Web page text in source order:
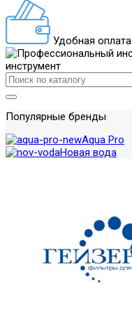
Удобная оплата
инструмент
Популярные бренды
Aqua Pro
Новая вода